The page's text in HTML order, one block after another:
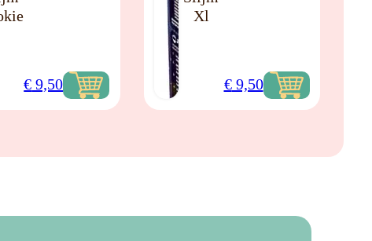
€ 9,50
Xl
€9,50